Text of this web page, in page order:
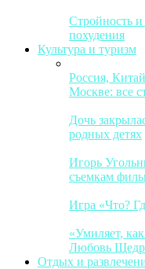
Стройность
похудения
Культура и туризм
Россия,
Москве: все
Дочь
родных детях
Игорь
съемкам
Игра «Что?
«Умиляет,
Любовь
Отдых и